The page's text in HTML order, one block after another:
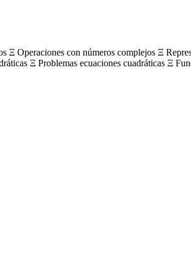
Operaciones con números complejos Ξ
Ξ Problemas ecuaciones cuadráticas Ξ